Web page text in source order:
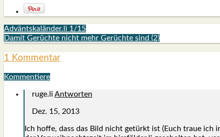
Adväntskaländer.li 1/15
Damit Gerüchte nicht mehr Gerüchte sind (2)
1 Kommentar
Kommentiere
ruge.li Antworten
Dez. 15, 2013
Ich hof­fe, dass das Bild nicht getürkt ist (Euch traue ich